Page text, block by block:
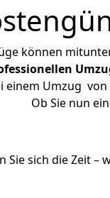
können
einem Umzug
Ob Sie nun
Sie sich die Zeit –